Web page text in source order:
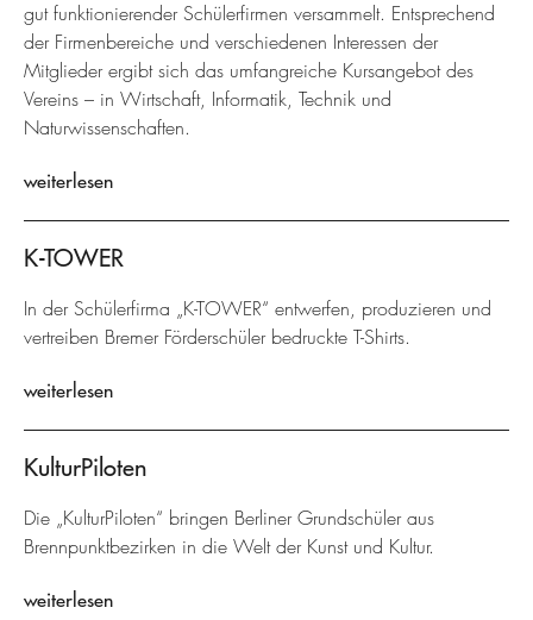
gut funktionierender Schülerfirmen versammelt. Entsprechend
der Firmenbereiche und verschiedenen Interessen der
Mitglieder ergibt sich das umfangreiche Kursangebot des
Vereins – in Wirtschaft, Informatik, Technik und
Naturwissenschaften.
weiterlesen
K-TOWER
In der Schülerfirma „K-TOWER“ entwerfen, produzieren und
vertreiben Bremer Förderschüler bedruckte T-Shirts.
weiterlesen
KulturPiloten
Die „KulturPiloten“ bringen Berliner Grundschüler aus
Brennpunktbezirken in die Welt der Kunst und Kultur.
weiterlesen